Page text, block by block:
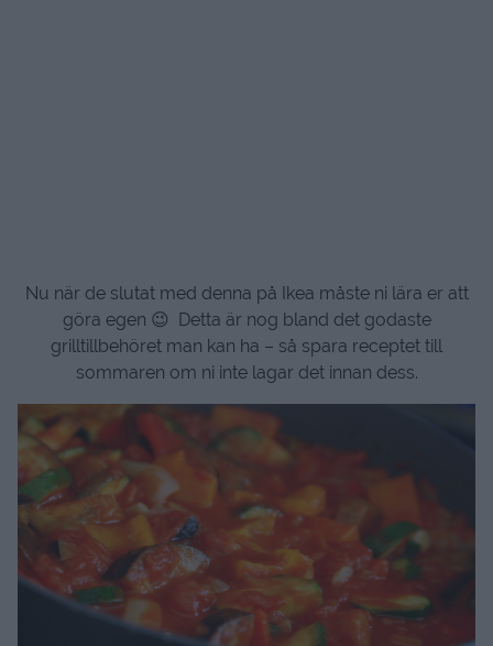
Nu när de slutat med denna på Ikea måste ni lära er att
göra egen 😉 Detta är nog bland det godaste
grilltillbehöret man kan ha – så spara receptet till
sommaren om ni inte lagar det innan dess.